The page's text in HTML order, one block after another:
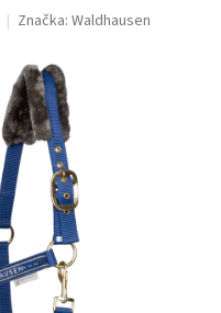
Značka: Waldhausen